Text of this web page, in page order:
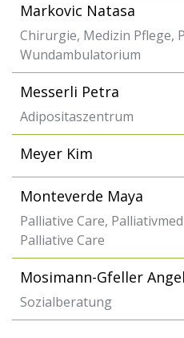
Markovic Natasa
Chirurgie, Medizin Pflege,
Wundambulatorium
Messerli Petra
Adipositaszentrum
Meyer Kim
Monteverde Maya
Palliative Care,
Palliative Care
Mosimann-Gfeller
Sozialberatung